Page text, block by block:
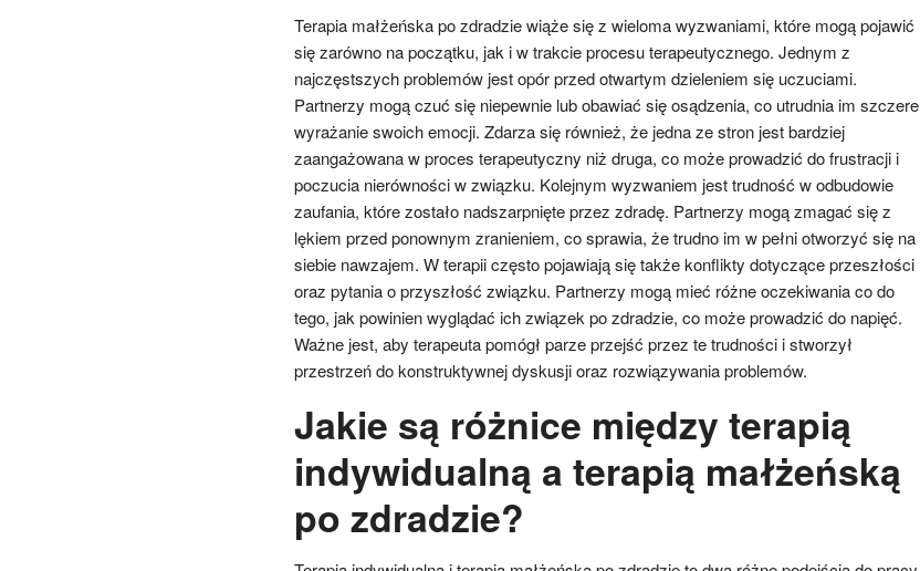
Terapia małżeńska po zdradzie wiąże się z wieloma wyzwaniami, które mogą pojawić
się zarówno na początku, jak i w trakcie procesu terapeutycznego. Jednym z
najczęstszych problemów jest opór przed otwartym dzieleniem się uczuciami.
Partnerzy mogą czuć się niepewnie lub obawiać się osądzenia, co utrudnia im szczere
wyrażanie swoich emocji. Zdarza się również, że jedna ze stron jest bardziej
zaangażowana w proces terapeutyczny niż druga, co może prowadzić do frustracji i
poczucia nierówności w związku. Kolejnym wyzwaniem jest trudność w odbudowie
zaufania, które zostało nadszarpnięte przez zdradę. Partnerzy mogą zmagać się z
lękiem przed ponownym zranieniem, co sprawia, że trudno im w pełni otworzyć się na
siebie nawzajem. W terapii często pojawiają się także konflikty dotyczące przeszłości
oraz pytania o przyszłość związku. Partnerzy mogą mieć różne oczekiwania co do
tego, jak powinien wyglądać ich związek po zdradzie, co może prowadzić do napięć.
Ważne jest, aby terapeuta pomógł parze przejść przez te trudności i stworzył
przestrzeń do konstruktywnej dyskusji oraz rozwiązywania problemów.
Jakie są różnice między terapią
indywidualną a terapią małżeńską
po zdradzie?